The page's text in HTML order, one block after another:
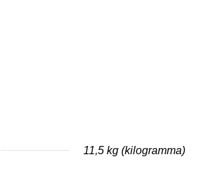
11,5 kg (kilogramma)